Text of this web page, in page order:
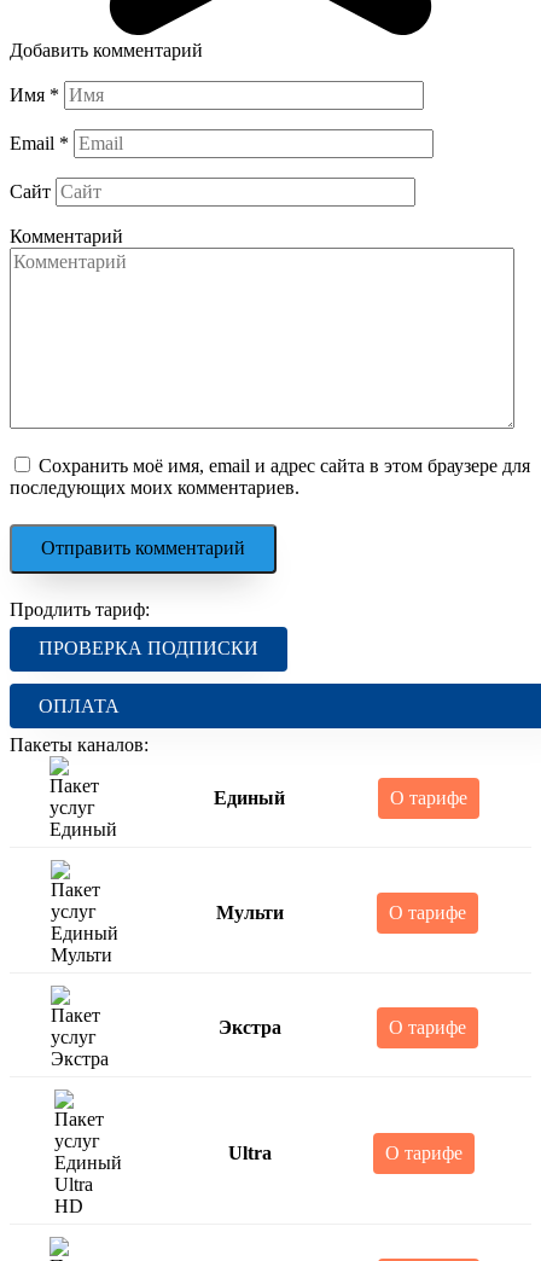
Добавить комментарий
Имя *
Email *
Сайт
Комментарий
Сохранить моё имя, email и адрес сайта в этом браузере для
последующих моих комментариев.
Продлить тариф:
ПРОВЕРКА ПОДПИСКИ
ОПЛАТА
Пакеты каналов:
Единый О тарифе
Мульти О тарифе
Экстра О тарифе
Ultra О тарифе